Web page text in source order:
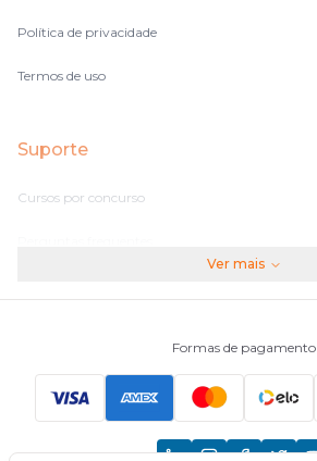
Política de privacidade
Termos de uso
Suporte
Cursos por concurso
Principais Concursos
CNU
Ver mais
Formas de pagamento